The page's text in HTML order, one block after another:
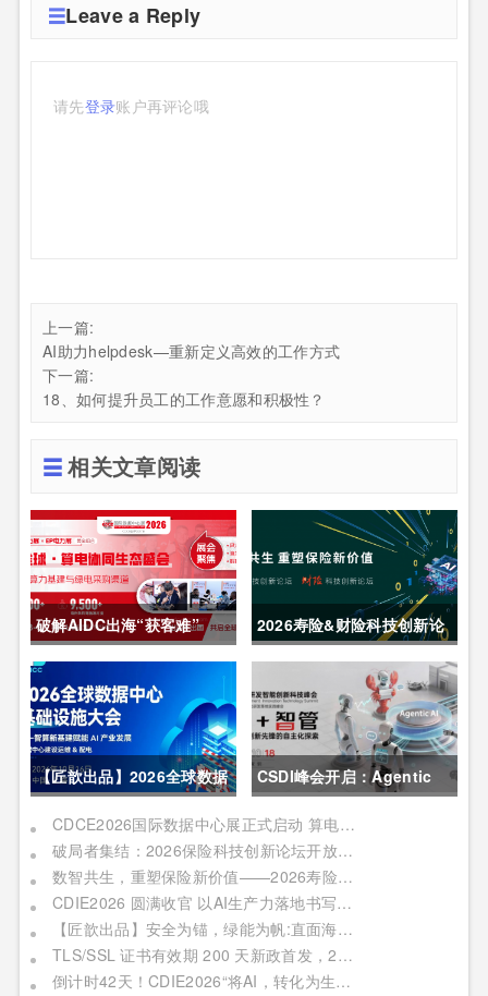
Leave a Reply
请先登录账户再评论哦
上一篇:
AI助力helpdesk—重新定义高效的工作方式
下一篇:
18、如何提升员工的工作意愿和积极性？
相关文章阅读
破解AIDC出海“获客难”
CDCE2026数据中心展
以“算电协同”重构全球算力
供应链
2026寿险&财险科技创新论
坛圆满举办
【匠歆出品】2026全球数据
中心基础设施大会首发｜院
士领衔，100+头部企业已确
认，500人齐聚上海
CSDI峰会开启：Agentic
AI 落地应用的黄金期，智能
系统重塑生产力
CDCE2026国际数据中心展正式启动 算电协同驱动产业升级 搭建全球合作平台
破局者集结：2026保险科技创新论坛开放“数智共生”最佳实践案例征集
数智共生，重塑保险新价值——2026寿险&财险科技创新论坛即将启幕
CDIE2026 圆满收官 以AI生产力落地书写数字化转型新答卷
【匠歆出品】安全为锚，绿能为帆:直面海事网络安全与绿色航运的双重挑战@The ArtiMaritime Day 2026匠歆海事攻坚日 | 5月29日·上海
TLS/SSL 证书有效期 200 天新政首发，2026 亚数TrustAsia CaaS 2.0 发布会邀您见证！
倒计时42天！CDIE2026“将AI，转化为生产力”峰会启幕在即！